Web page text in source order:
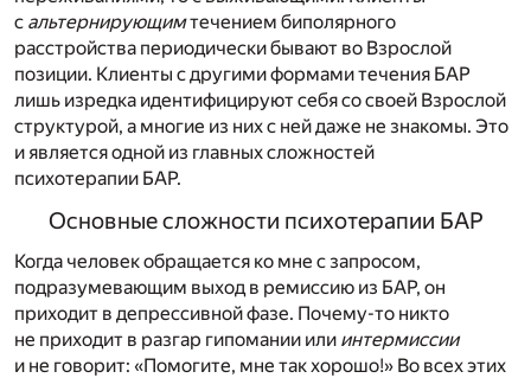
с альтернирующимтечением биполярного
расстройства периодически бывают во Взрослой
позиции. Клиенты с другими формами течения БАР
лишь изредка идентифицируют себя со своей Взрослой
структурой, а многие из них с ней даже не знакомы. Это
и является одной из главных сложностей
психотерапии БАР.
Основные сложности психотерапии БАР
Когда человек обращается ко мне с запросом,
подразумевающим выход в ремиссию из БАР, он
приходит в депрессивной фазе. Почему-то никто
не приходит в разгар гипомании или интермиссии
и не говорит: «Помогите, мне так хорошо!» Во всех этих